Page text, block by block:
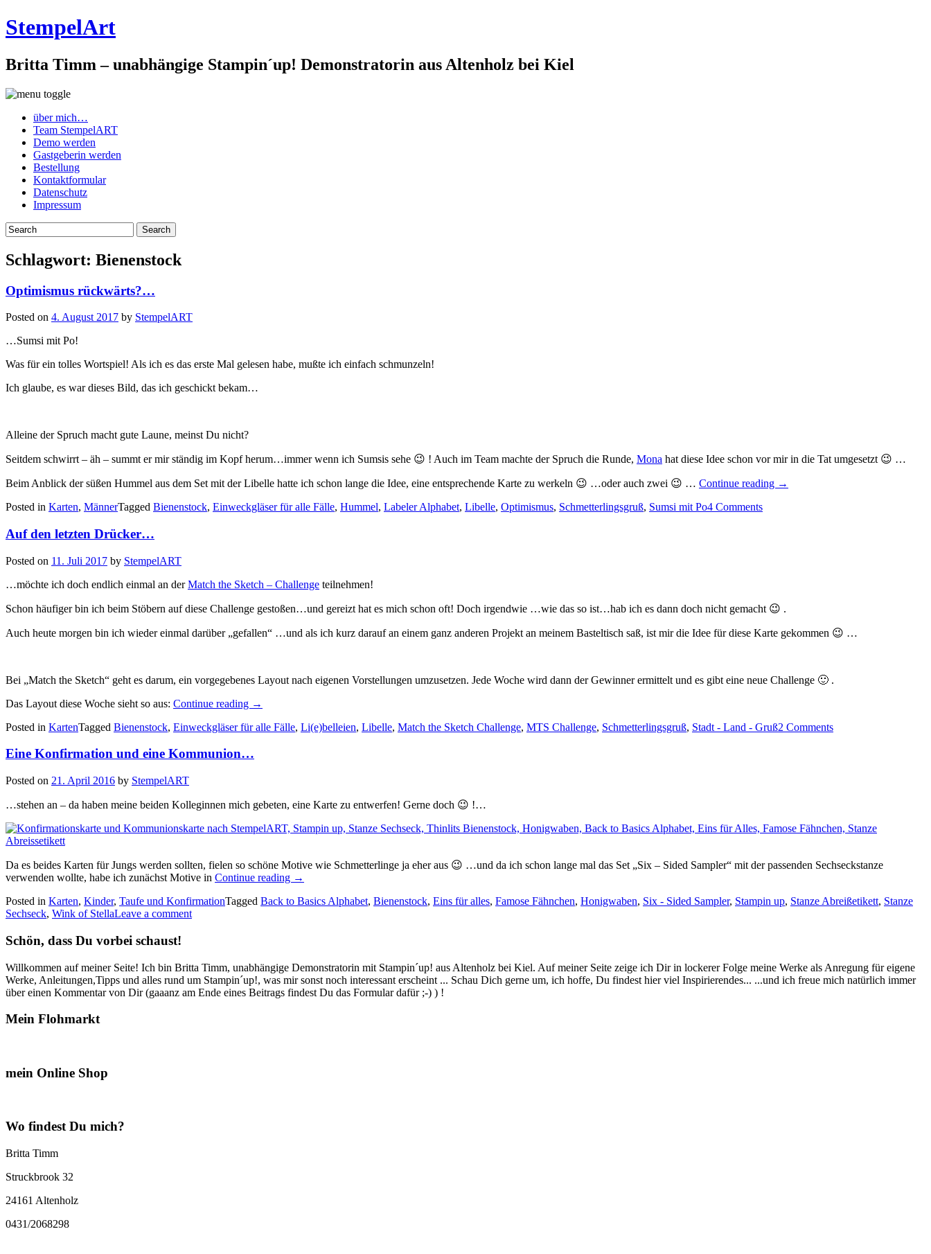
StempelArt
Britta Timm – unabhängige Stampin´up! Demonstratorin aus Altenholz bei Kiel
über mich…
Team StempelART
Demo werden
Gastgeberin werden
Bestellung
Kontaktformular
Datenschutz
Impressum
Schlagwort: Bienenstock
Optimismus rückwärts?…
Posted on 4. August 2017 by StempelART
…Sumsi mit Po!
Was für ein tolles Wortspiel! Als ich es das erste Mal gelesen habe, mußte ich einfach schmunzeln!
Ich glaube, es war dieses Bild, das ich geschickt bekam…
Alleine der Spruch macht gute Laune, meinst Du nicht?
Seitdem schwirrt – äh – summt er mir ständig im Kopf herum…immer wenn ich Sumsis sehe 😉 ! Auch im Team machte der Spruch die Runde, Mona hat diese Idee schon vor mir in die Tat umgesetzt 😉 …
Beim Anblick der süßen Hummel aus dem Set mit der Libelle hatte ich schon lange die Idee, eine entsprechende Karte zu werkeln 😉 …oder auch zwei 😉 … Continue reading
„Optimismus
→
Posted in Karten, MännerTagged Bienenstock, Einweckgläser für alle Fälle, Hummel, Labeler Alphabet, Libelle, Optimismus, Schmetterlingsgruß, Sumsi mit Po4 Comments
Auf den letzten Drücker…
Posted on 11. Juli 2017 by StempelART
…möchte ich doch endlich einmal an derMatch the Sketch – Challenge teilnehmen!
Schon häufiger bin ich beim Stöbern auf diese Challenge gestoßen…und gereizt hat es mich schon oft! Doch irgendwie …wie das so ist…hab ich es dann doch nicht gemacht 😉 .
Auch heute morgen bin ich wieder einmal darüber „gefallen“ …und als ich kurz darauf an einem ganz anderen Projekt an meinem Basteltisch saß, ist mir die Idee für diese Karte gekommen 😉 …
Bei „Match the Sketch“ geht es darum, ein vorgegebenes Layout nach eigenen Vorstellungen umzusetzen. Jede Woche wird dann der Gewinner ermittelt und es gibt eine neue Challenge 🙂 .
Das Layout diese Woche sieht so aus: Continue reading „Auf
letzten
→
Posted in KartenTagged Bienenstock, Einweckgläser für alle Fälle, Li(e)belleien, Libelle, Match the Sketch Challenge, MTS Challenge, Schmetterlingsgruß, Stadt - Land - Gruß2 Comments
Eine Konfirmation und eine Kommunion…
Posted on 21. April 2016 by StempelART
…stehen an – da haben meine beiden Kolleginnen mich gebeten, eine Karte zu entwerfen! Gerne doch 😉 !…
Da es beides Karten für Jungs werden sollten, fielen so schöne Motive wie Schmetterlinge ja eher aus 😉 …und da ich schon lange mal das Set „Six – Sided Sampler“ mit der passenden Sechseckstanze
verwenden wollte, habe ich zunächst Motive in Continue reading „Eine
und
→
Posted in Karten, Kinder, Taufe und KonfirmationTagged Back to Basics Alphabet, Bienenstock, Eins für alles, Famose Fähnchen, Honigwaben, Six - Sided Sampler, Stampin up, Stanze Abreißetikett, Stanze
Sechseck, Wink of StellaLeave a comment
Schön, dass Du vorbei schaust!
Willkommen auf meiner Seite! Ich bin Britta Timm, unabhängige Demonstratorin mit Stampin´up! aus Altenholz bei Kiel. Auf meiner Seite zeige ich Dir in lockerer Folge meine Werke als Anregung für eigene
Werke, Anleitungen,Tipps und alles rund um Stampin´up!, was mir sonst noch interessant erscheint ... Schau Dich gerne um, ich hoffe, Du findest hier viel Inspirierendes... ...und ich freue mich natürlich immer
über einen Kommentar von Dir (gaaanz am Ende eines Beitrags findest Du das Formular dafür ;-) ) !
Mein Flohmarkt
mein Online Shop
Wo findest Du mich?
Britta Timm
Struckbrook 32
24161 Altenholz
0431/2068298